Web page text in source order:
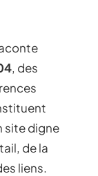
, des
site digne
de la
liens.